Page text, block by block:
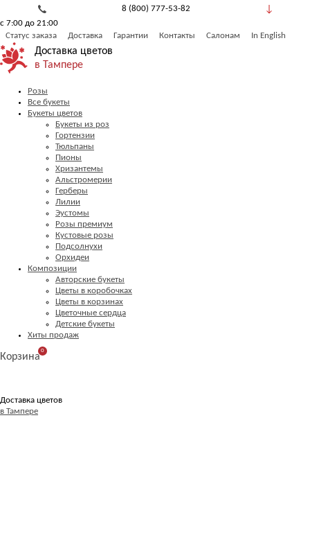
8 (800) 777-53-82
с 7:00 до 21:00
Статус заказа
Доставка Гарантии Контакты Салонам In English
Доставка цветов
в Тампере
Розы
Все букеты
Букеты цветов
Букеты из роз
Гортензии
Тюльпаны
Пионы
Хризантемы
Альстромерии
Герберы
Лилии
Эустомы
Розы премиум
Кустовые розы
Подсолнухи
Орхидеи
Композиции
Авторские букеты
Цветы в коробочках
Цветы в корзинах
Цветочные сердца
Детские букеты
Хиты продаж
Корзина
0
Доставка цветов
в Тампере